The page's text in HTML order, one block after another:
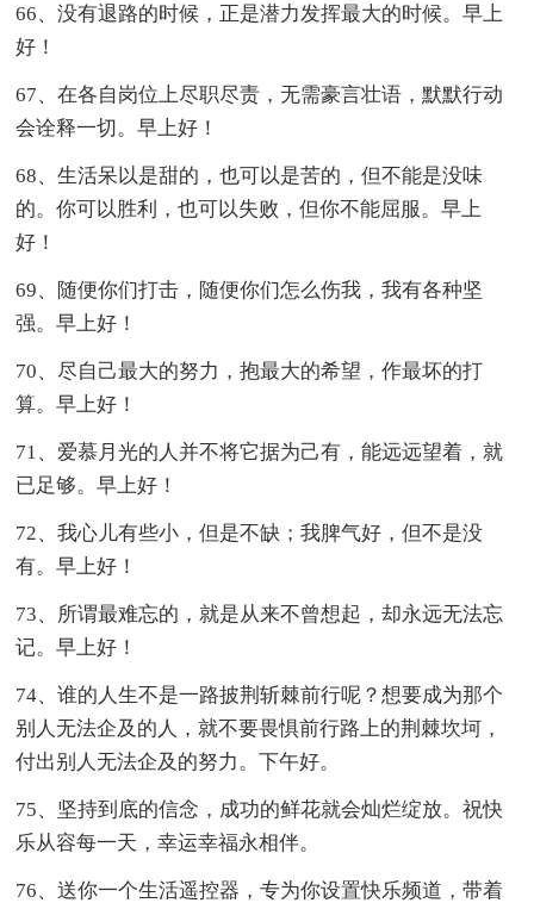
66、没有退路的时候，正是潜力发挥最大的时候。早上
好！
67、在各自岗位上尽职尽责，无需豪言壮语，默默行动
会诠释一切。早上好！
68、生活呆以是甜的，也可以是苦的，但不能是没味
的。你可以胜利，也可以失败，但你不能屈服。早上
好！
69、随便你们打击，随便你们怎么伤我，我有各种坚
强。早上好！
70、尽自己最大的努力，抱最大的希望，作最坏的打
算。早上好！
71、爱慕月光的人并不将它据为己有，能远远望着，就
已足够。早上好！
72、我心儿有些小，但是不缺；我脾气好，但不是没
有。早上好！
73、所谓最难忘的，就是从来不曾想起，却永远无法忘
记。早上好！
74、谁的人生不是一路披荆斩棘前行呢？想要成为那个
别人无法企及的人，就不要畏惧前行路上的荆棘坎坷，
付出别人无法企及的努力。下午好。
75、坚持到底的信念，成功的鲜花就会灿烂绽放。祝快
乐从容每一天，幸运幸福永相伴。
76、送你一个生活遥控器，专为你设置快乐频道，带着